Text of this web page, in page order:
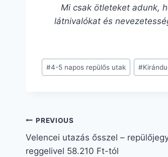
Mi csak ötleteket adunk,
látnivalókat és
#4-5 napos repülős utak #
PREVIOUS
Velencei utazás ősszel –
reggelivel 58.210 Ft-tól